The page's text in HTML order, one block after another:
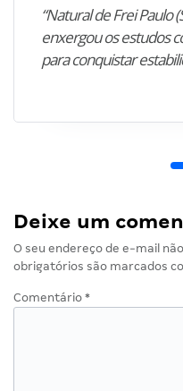
“Natural de Frei Paulo
enxergou os estudos
para conquistar
Deixe um
O seu endereço de e-mail
obrigatórios são marcados
Comentário *